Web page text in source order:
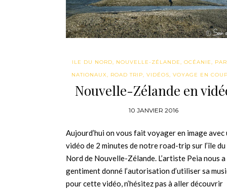
ILE DU NORD, NOUVELLE-ZÉLANDE, OCÉANIE,
NATIONAUX, ROAD TRIP, VIDÉOS, VOYAGE EN
Nouvelle-Zélande en
10 JANVIER 2016
Aujourd’hui on vous fait voyager en image avec
vidéo de 2 minutes de notre road-trip sur l’île du
Nord de Nouvelle-Zélande. L’artiste Peia nous a
gentiment donné l’autorisation d’utiliser sa
pour cette vidéo, n’hésitez pas à aller découvrir